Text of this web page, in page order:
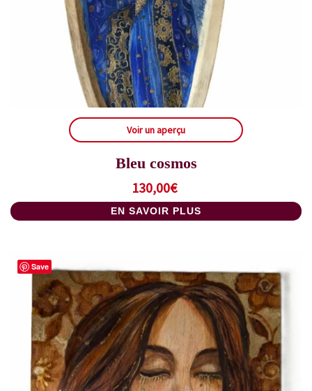
Voir un aperçu
Bleu cosmos
130,00€
EN SAVOIR PLUS
Save